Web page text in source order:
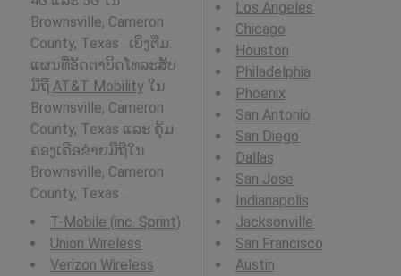
Brownsville, Cameron
County, Texas . ເບິ່ງຕື່ມ:
ແຜນທີ່ອັດຕາບິດໂທລະສັບ
ມືຖື AT&T Mobilityໃນ
Brownsville, Cameron
County, Texas ແລະ ຄຸ້ມ
ຄອງເຄືອຂ່າຍມືຖືໃນ
Brownsville, Cameron
County, Texas .
T-Mobile (inc. Sprint)
Union Wireless
Verizon Wireless
Los Angeles
Chicago
Houston
Philadelphia
Phoenix
San Antonio
San Diego
Dallas
San Jose
Indianapolis
Jacksonville
San Francisco
Austin